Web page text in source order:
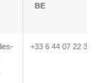
BE
+33 6 44 07 22 34